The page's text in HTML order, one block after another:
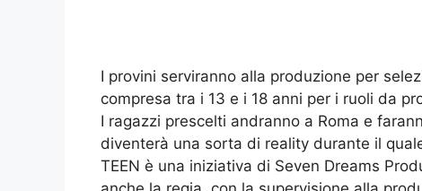
I provini serviranno alla produzione per
compresa tra i 13 e i 18 anni per i ruoli da
I ragazzi prescelti andranno a Roma e
diventerà una sorta di reality durante il
TEEN è una iniziativa di Seven Dreams